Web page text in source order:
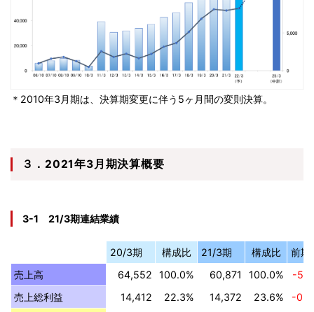
＊2010年3月期は、決算期変更に伴う5ヶ月間の変則決算。
３．2021年3月期決算概要
3-1 21/3期連結業績
20/3期 構成比 21/3期 構成比
前期
売上高
64,552 100.0% 60,871 100.0%
-
売上総利益
14,412 22.3% 14,372 23.6%
-